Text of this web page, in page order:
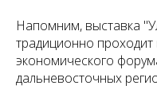
Напомним, выставка
традиционно
экономического
дальневосточных